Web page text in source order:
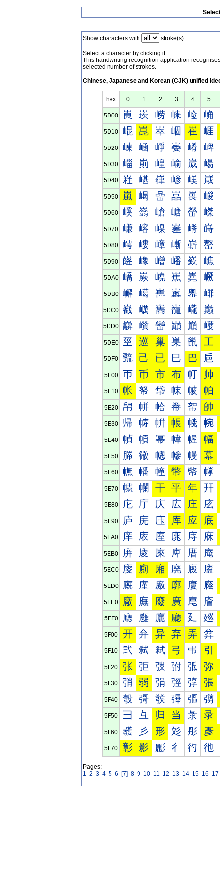
Show characters with stroke(s).
Select a character by clicking it.
This handwriting recognition application
selected number of strokes.
Chinese, Japanese and Korean (CJK) unified
hex 0 1 2 3 4 5
5D00 崀 崁 崂 崃 崄 崅
5D10 崐 崑 崒 崓 崔 崕
5D20 崠 崡 崢 崣 崤 崥
5D30 崰 崱 崲 崳 崴 崵
5D40 嵀 嵁 嵂 嵃 嵄 嵅
5D50 嵐 嵑 嵒 嵓 嵔 嵕
5D60 嵠 嵡 嵢 嵣 嵤 嵥
5D70 嵰 嵱 嵲 嵳 嵴 嵵
5D80 嶀 嶁 嶂 嶃 嶄 嶅
5D90 嶐 嶑 嶒 嶓 嶔 嶕
5DA0 嶠 嶡 嶢 嶣 嶤 嶥
5DB0 嶰 嶱 嶲 嶳 嶴 嶵
5DC0 巀 巁 巂 巃 巄 巅
5DD0 巐 巑 巒 巓 巔 巕
5DE0 巠 巡 巢 巣 巤 工
5DF0 巰 己 已 巳 巴 巵
5E00 帀 币 市 布 帄 帅
5E10 帐 帑 帒 帓 帔 帕
5E20 帠 帡 帢 帣 帤 帥
5E30 帰 帱 帲 帳 帴 帵
5E40 幀 幁 幂 幃 幄 幅
5E50 幐 幑 幒 幓 幔 幕
5E60 幠 幡 幢 幣 幤 幥
5E70 幰 幱 干 平 年 幵
5E80 庀 庁 庂 広 庄 庅
5E90 庐 庑 庒 库 应 底
5EA0 庠 庡 庢 庣 庤 庥
5EB0 庰 庱 庲 庳 庴 庵
5EC0 廀 廁 廂 廃 廄 廅
5ED0 廐 廑 廒 廓 廔 廕
5EE0 廠 廡 廢 廣 廤 廥
5EF0 廰 廱 廲 廳 廴 廵
5F00 开 弁 异 弃 弄 弅
5F10 弐 弑 弒 弓 弔 引
5F20 张 弡 弢 弣 弤 弥
5F30 弰 弱 弲 弳 弴 張
5F40 彀 彁 彂 彃 彄 彅
5F50 彐 彑 归 当 彔 录
5F60 彠 彡 形 彣 彤 彥
5F70 彰 影 彲 彳 彴 彵
Pages:
1 2 3 4 5 6 [7] 8 9 10 11 12 13 14 15 16 17